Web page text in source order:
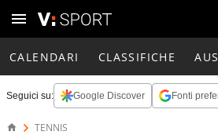
CALENDARI CLASSIFICHE
Seguici su: Google Discover Fonti
TENNIS